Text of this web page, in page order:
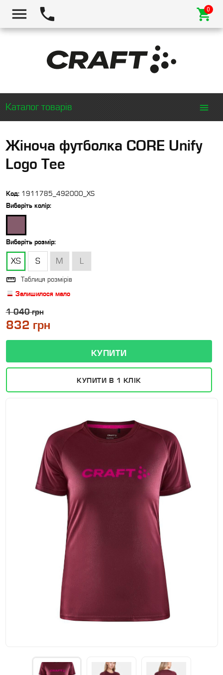
Каталог товарів
Жіноча футболка CORE Unify
Logo Tee
Код: 1911785_492000_XS
Виберіть колір:
Виберіть розмір:
XS S M
L

Таблиця розмірів
Залишилося мало
1 040 грн
832 грн
КУПИТИ В 1 КЛІК